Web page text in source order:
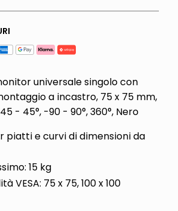
universale singolo con
a incastro, 75 x 75 mm,
- 45°, -90 - 90°, 360°, Nero
piatti e curvi di dimensioni da
15 kg
VESA: 75 x 75, 100 x 100